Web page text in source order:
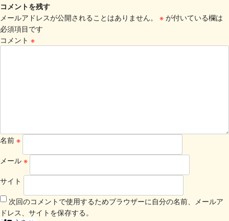
コメントを残す
メールアドレスが公開されることはありません。
※ が付いている欄は
必須項目です
コメント ※
名前 ※
メール ※
サイト
次回のコメントで使用するためブラウザーに自分の名前、メールア
ドレス、サイトを保存する。